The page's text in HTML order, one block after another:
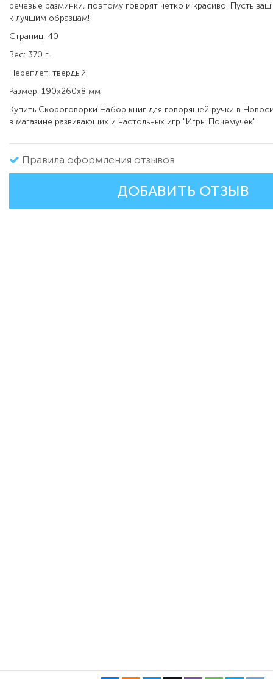
речевые разминки, поэтому говорят четко и красиво. Пусть
к лучшим образцам!
Страниц: 40
Вес: 370 г.
Переплет: твердый
Размер: 190х260х8 мм
Купить Скороговорки Набор книг для говорящей ручки в
в магазине развивающих и настольных игр "Игры Почемучек"
Правила оформления отзывов
ДОБАВИТЬ ОТЗЫВ